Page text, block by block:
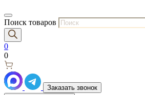
Поиск товаров
0
0
Заказать звонок